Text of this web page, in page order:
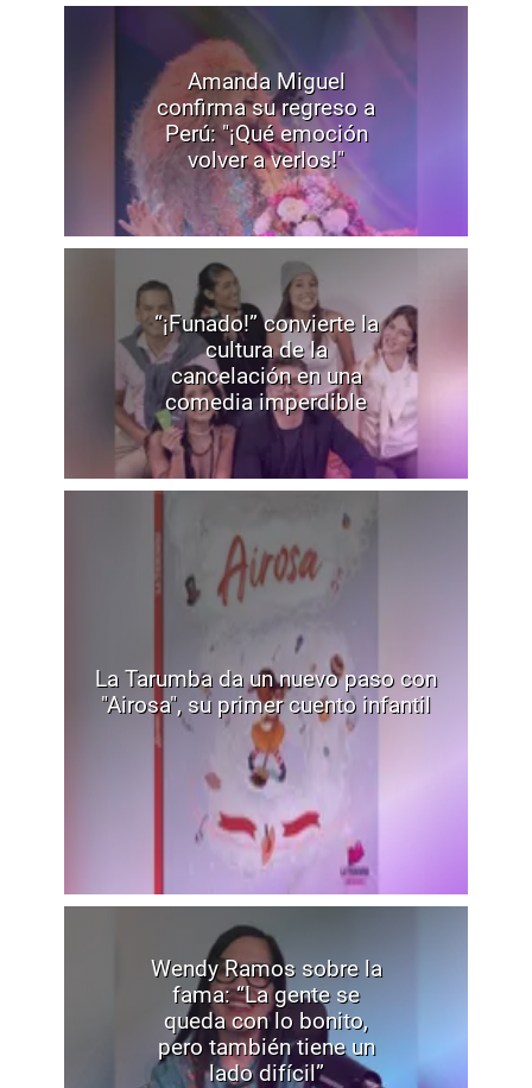
Amanda Miguel
confirma su regreso a
Perú: "¡Qué emoción
volver a verlos!"
“¡Funado!” convierte la
cultura de la
cancelación en una
comedia imperdible
La Tarumba da un nuevo paso con
"Airosa", su primer cuento infantil
Wendy Ramos sobre la
fama: “La gente se
queda con lo bonito,
pero también tiene un
lado difícil”